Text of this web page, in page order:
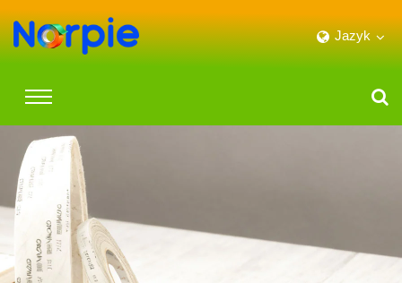
Jazyk